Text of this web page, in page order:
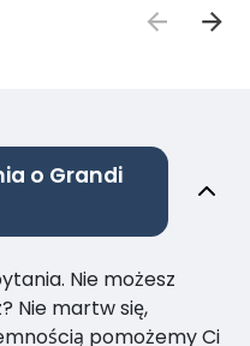
o Grandi
Nie możesz
Nie martw się,
pomożemy Ci